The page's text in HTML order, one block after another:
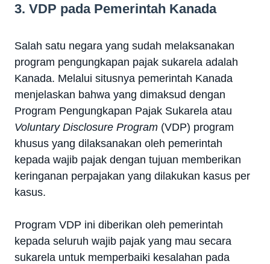
3. VDP pada Pemerintah Kanada
Salah satu negara yang sudah melaksanakan
program pengungkapan pajak sukarela adalah
Kanada. Melalui situsnya pemerintah Kanada
menjelaskan bahwa yang dimaksud dengan
Program Pengungkapan Pajak Sukarela atau
Voluntary Disclosure Program (VDP) program
khusus yang dilaksanakan oleh pemerintah
kepada wajib pajak dengan tujuan memberikan
keringanan perpajakan yang dilakukan kasus per
kasus.
Program VDP ini diberikan oleh pemerintah
kepada seluruh wajib pajak yang mau secara
sukarela untuk memperbaiki kesalahan pada